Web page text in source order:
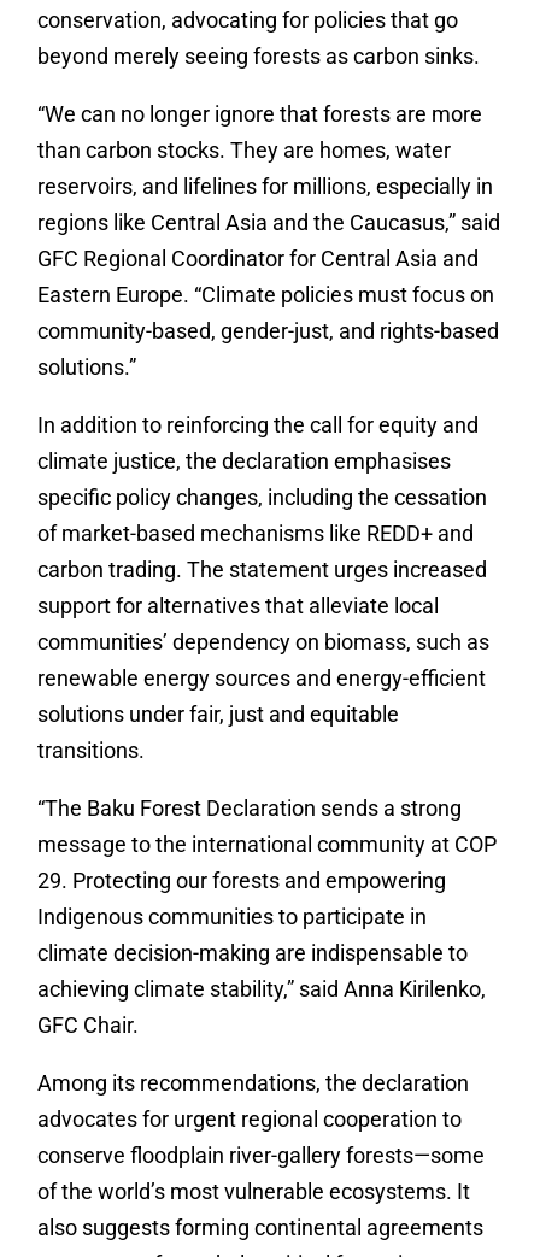
conservation, advocating for policies that go
beyond merely seeing forests as carbon sinks.
“We can no longer ignore that forests are more
than carbon stocks. They are homes, water
reservoirs, and lifelines for millions, especially in
regions like Central Asia and the Caucasus,” said
GFC Regional Coordinator for Central Asia and
Eastern Europe. “Climate policies must focus on
community-based, gender-just, and rights-based
solutions.”
In addition to reinforcing the call for equity and
climate justice, the declaration emphasises
specific policy changes, including the cessation
of market-based mechanisms like REDD+ and
carbon trading. The statement urges increased
support for alternatives that alleviate local
communities’ dependency on biomass, such as
renewable energy sources and energy-efficient
solutions under fair, just and equitable
transitions.
“The Baku Forest Declaration sends a strong
message to the international community at COP
29. Protecting our forests and empowering
Indigenous communities to participate in
climate decision-making are indispensable to
achieving climate stability,” said Anna Kirilenko,
GFC Chair.
Among its recommendations, the declaration
advocates for urgent regional cooperation to
conserve floodplain river-gallery forests—some
of the world’s most vulnerable ecosystems. It
also suggests forming continental agreements